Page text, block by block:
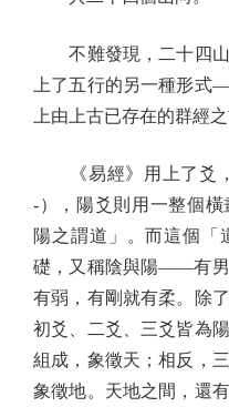
不難發現，二十四山
上了五行的另一種形
上由上古已存在的群經
《易經》用上了爻，
-），陽爻則用一整個
陽之謂道」。而這個「
礎，又稱陰與陽——有男
有弱，有剛就有柔。除
初爻、二爻、三爻皆為
組成，象徵天；相反，
象徵地。天地之間，還